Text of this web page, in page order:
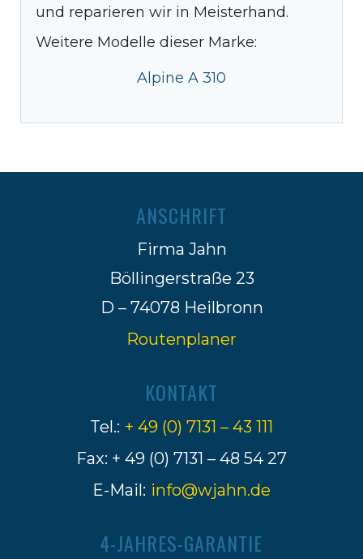
und reparieren wir in Meisterhand.
Weitere Modelle dieser Marke:
Alpine A 310
ANSCHRIFT
Firma Jahn
Böllingerstraße 23
D – 74078 Heilbronn
Routenplaner
KONTAKT
Tel.: + 49 (0) 7131 – 43 111
Fax: + 49 (0) 7131 – 48 54 27
E-Mail: info@wjahn.de
4-JAHRES-GARANTIE